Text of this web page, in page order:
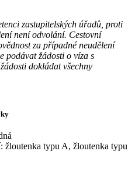
zastupitelských úřadů, proti
není odvolání. Cestovní
za případné neudělení
podávat žádosti o víza s
dokládat všechny
žloutenka typu A, žloutenka typu